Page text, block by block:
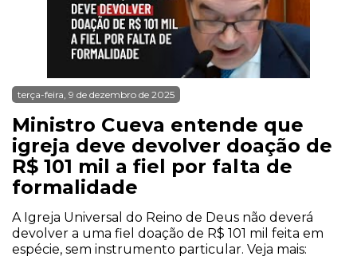
terça-feira, 9 de dezembro de 2025
Ministro Cueva entende que
igreja deve devolver doação de
R$ 101 mil a fiel por falta de
formalidade
A Igreja Universal do Reino de Deus não deverá
devolver a uma fiel doação de R$ 101 mil feita em
espécie, sem instrumento particular. Veja mais: